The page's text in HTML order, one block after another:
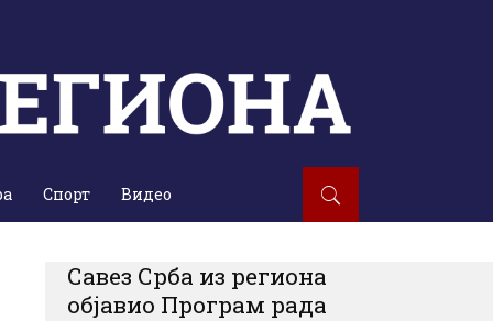
Спорт Видео
Савез Срба из региона
објавио Програм рада